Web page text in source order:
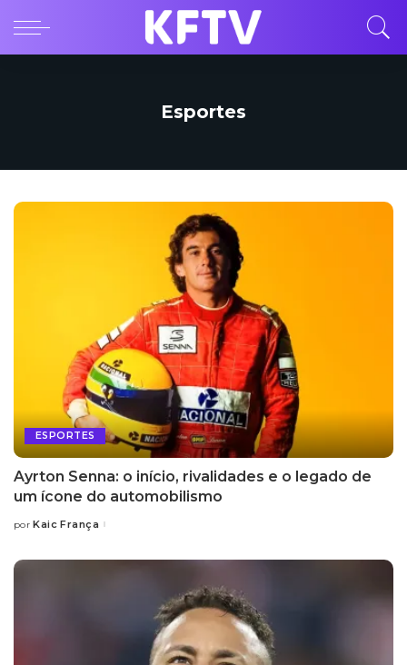
Esportes
ESPORTES
Ayrton Senna: o início, rivalidades e o legado de
um ícone do automobilismo
Posted
por Kaic França